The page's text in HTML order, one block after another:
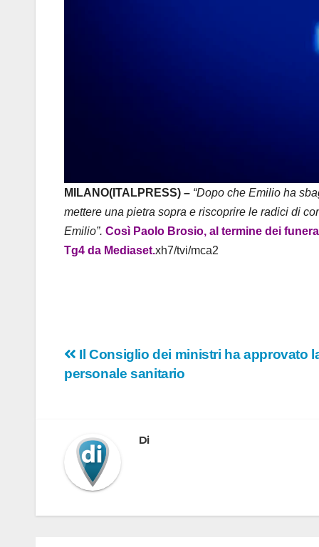
MILANO(ITALPRESS) – “Dopo che Emilio ha
mettere una pietra sopra e riscoprire le radici di
Emilio”. Così Paolo Brosio, al termine dei
Tg4 da Mediaset.xh7/tvi/mca2
Navigazione
articoli
Il Consiglio dei ministri ha approvato
personale sanitario
Di